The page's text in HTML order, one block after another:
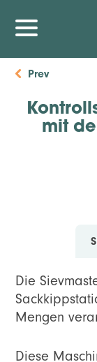
Prev
mit
Die
Mengen
Diese